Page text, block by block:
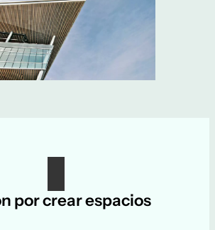
por crear espacios